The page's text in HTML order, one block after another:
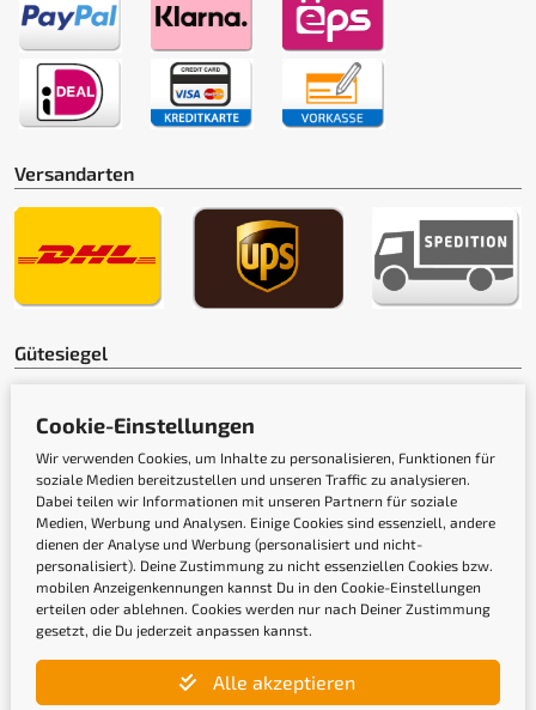
Versandarten
Gütesiegel
Newsletter
Cookie-Einstellungen
Wir verwenden Cookies, um Inhalte zu personalisieren, Funktionen für
soziale Medien bereitzustellen und unseren Traffic zu analysieren.
Dabei teilen wir Informationen mit unseren Partnern für soziale
Medien, Werbung und Analysen. Einige Cookies sind essenziell, andere
dienen der Analyse und Werbung (personalisiert und nicht-
personalisiert). Deine Zustimmung zu nicht essenziellen Cookies bzw.
mobilen Anzeigenkennungen kannst Du in den Cookie-Einstellungen
erteilen oder ablehnen. Cookies werden nur nach Deiner Zustimmung
gesetzt, die Du jederzeit anpassen kannst.
Alle akzeptieren